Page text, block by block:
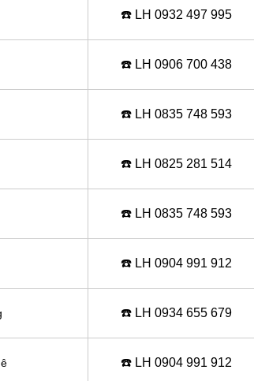
☎️ LH 0932 497 995
☎️ LH 0906700 438
☎️ LH 0835 748 593
☎️ LH 0825 281 514
☎️ LH 0835 748 593
☎️ LH 0904 991 912
☎️ LH 0934 655 679
☎️ LH 0904 991 912